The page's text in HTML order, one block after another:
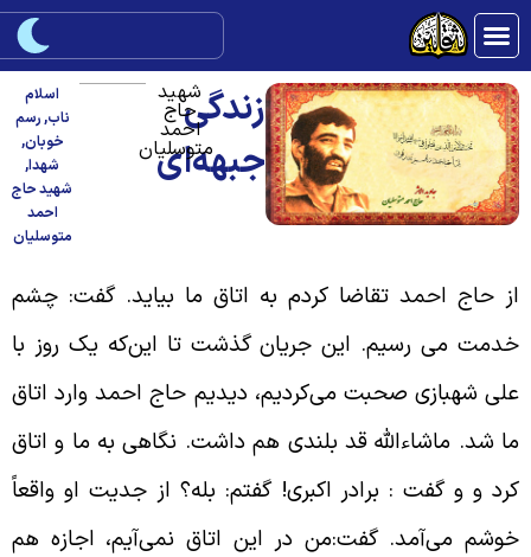
زندگی
جبهه‌ای
شهید
حاج
احمد
متوسلیان
اسلام
ناب,رسم
خوبان,
شهدا,
شهید حاج
احمد
متوسلیان
حاج احمد تقاضا کردم به اتاق ما بیاید. گفت: چشم
می رسیم. این جریان گذشت تا این‌که یک روز با
شهبازی صحبت می‌کردیم، دیدیم حاج احمد وارد اتاق
شد. ماشاء‌الله قد بلندی هم داشت. نگاهی به ما و اتاق
و و گفت : برادر اکبری! گفتم: بله؟ از جدیت او واقعاً
می‌آمد. گفت:من در این اتاق نمی‌آیم، اجازه هم